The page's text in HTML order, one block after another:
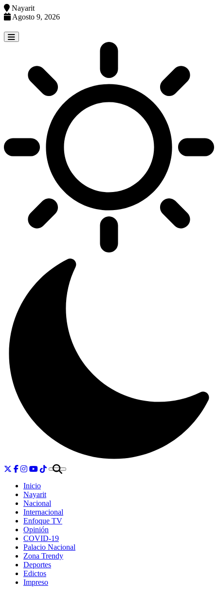
Nayarit
Agosto 9, 2026
to
content
Inicio
Nayarit
Nacional
Internacional
Enfoque TV
Opinión
COVID-19
Palacio Nacional
Zona Trendy
Deportes
Edictos
Impreso